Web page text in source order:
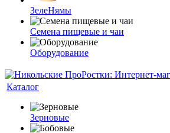
ЗелеНямы
Семена пищевые и чаи
Оборудование
Каталог
Зерновые